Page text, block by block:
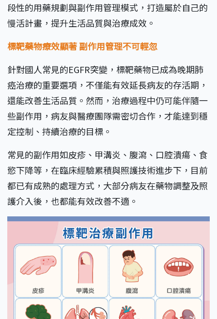
段性的用藥規劃與副作用管理模式，打造屬於自己的
慢活計畫，提升生活品質與治療成效。
標靶藥物療效顯著副作用管理不可輕忽
針對國人常見的EGFR突變，標靶藥物已成為晚期肺
癌治療的重要選項，不僅能有效延長病友的存活期，
還能改善生活品質。然而，治療過程中仍可能伴隨一
些副作用，病友與醫療團隊需密切合作，才能達到穩
定控制、持續治療的目標。
常見的副作用如皮疹、甲溝炎、腹瀉、口腔潰瘍、食
慾下降等，在臨床經驗累積與照護技術進步下，目前
都已有成熟的處理方式，大部分病友在藥物調整及照
護介入後，也都能有效改善不適。